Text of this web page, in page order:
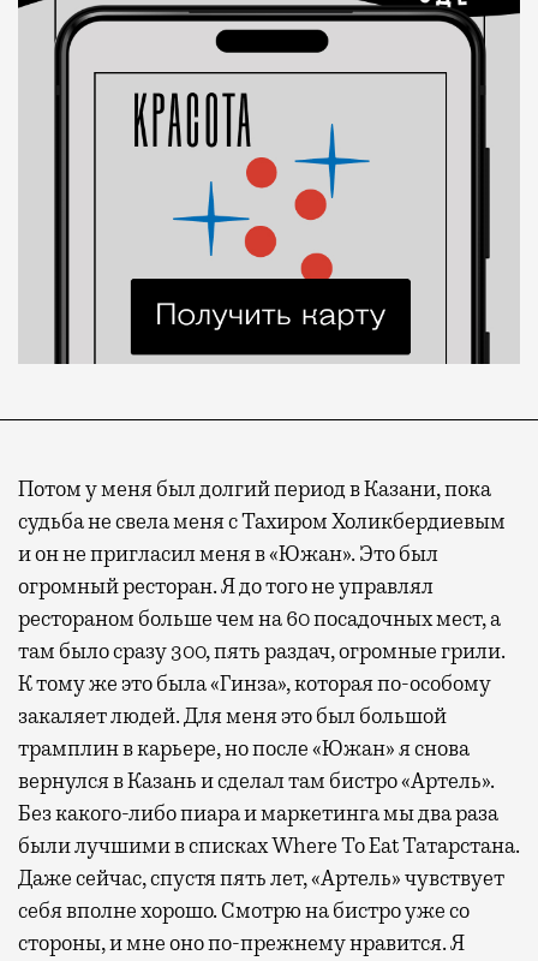
Потом у меня был долгий период в Казани, пока
судьба не свела меня с Тахиром Холикбердиевым
и он не пригласил меня в «Южан». Это был
огромный ресторан. Я до того не управлял
рестораном больше чем на 60 посадочных мест, а
там было сразу 300, пять раздач, огромные грили.
К тому же это была «Гинза», которая по-особому
закаляет людей. Для меня это был большой
трамплин в карьере, но после «Южан» я снова
вернулся в Казань и сделал там бистро «Артель».
Без какого-либо пиара и маркетинга мы два раза
были лучшими в списках Where To Eat Татарстана.
Даже сейчас, спустя пять лет, «Артель» чувствует
себя вполне хорошо. Смотрю на бистро уже со
стороны, и мне оно по-прежнему нравится. Я